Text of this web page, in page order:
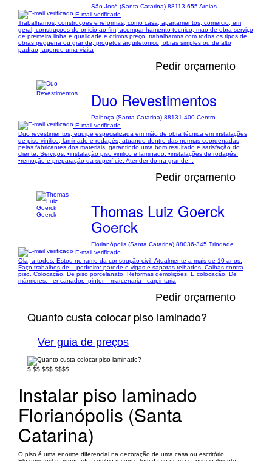
São José (Santa Catarina) 88113-655 Areias
E-mail verificado
Trabalhamos, construçoes e reformas, como casa, apartamentos, comercio, em
geral, construçoes do onicio ao fim, acompanhamento tecnico, mao de obra serviço
de premeira linha e qualidade e otimos preço, trabalhamos com todos os tipos de
obras peguena ou grande, progetos arquitetonico, obras simples ou de alto
padrao, agende uma vizita
Pedir orçamento
Duo Revestimentos
Palhoça (Santa Catarina) 88131-400 Centro
E-mail verificado
Duo revestimentos, equipe especializada em mão de obra técnica em instalações
de piso vinilico, laminado e rodapés, atuando dentro das normas coordenadas
pelas fabricantes dos materiais, garantindo uma bom resultado e satisfação do
cliente. Serviços: •instalação piso vinilico e laminado. •instalações de rodapés.
•remoção e preparação da superfície. Atendendo na grande...
Pedir orçamento
Thomas Luiz Goerck
Goerck
Florianópolis (Santa Catarina) 88036-345 Trindade
E-mail verificado
Olá, a todos. Estou no ramo da construção civil. Atualmente a mais de 10 anos.
Faço trabalhos de: - pedreiro: parede e vigas e sapatas telhados. Calhas contra
piso. Colocação. De piso porcelanato. Reformas demolições. E colocação. De
mármores. - encanador. -pintor. - marcenaria - carpintaria
Pedir orçamento
Quanto custa colocar piso laminado?
Ver guia de preços
$ $$ $$$ $$$$
Instalar piso laminado
Florianópolis (Santa
Catarina)
O piso é uma enorme diferencial na decoração de uma casa ou escritório.